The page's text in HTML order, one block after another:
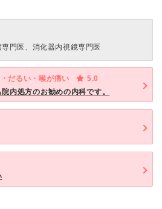
門医、消化器内視鏡専門医
だるい・喉が痛い
5.0
内処方のお勧めの内科です。